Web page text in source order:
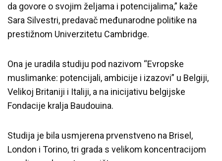
da govore o svojim željama i potencijalima,” kaže
Sara Silvestri, predavač međunarodne politike na
prestižnom Univerzitetu Cambridge.
Ona je uradila studiju pod nazivom “Evropske
muslimanke: potencijali, ambicije i izazovi” u Belgiji,
Velikoj Britaniji i Italiji, a na inicijativu belgijske
Fondacije kralja Baudouina.
Studija je bila usmjerena prvenstveno na Brisel,
London i Torino, tri grada s velikom koncentracijom